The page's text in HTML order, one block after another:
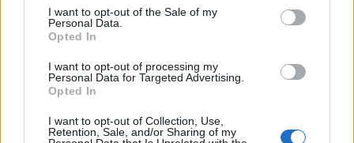
consent section.
I want to opt-out of the Sale of my
Personal Data.
Opted In
I want to opt-out of processing my
Personal Data for Targeted Advertising.
Opted In
I want to opt-out of Collection, Use,
Retention, Sale, and/or Sharing of my
Paolo Pinna